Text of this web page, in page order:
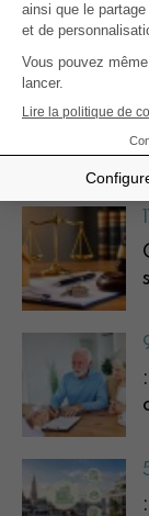
succession
Plus de